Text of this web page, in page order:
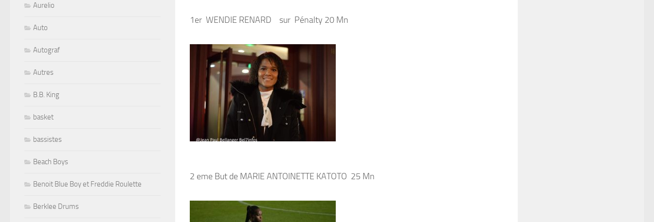
1er WENDIE RENARD sur Pénalty 20 Mn
2 eme But de MARIE ANTOINETTE KATOTO 25 Mn
Aurelio
Auto
Autograf
Autres
B.B. King
basket
bassistes
Beach Boys
Benoit Blue Boy et Freddie Roulette
Berklee Drums